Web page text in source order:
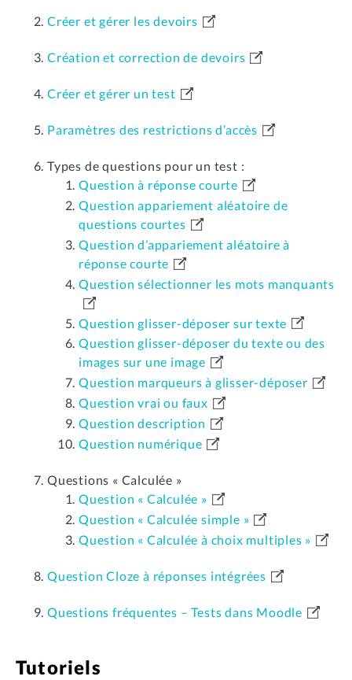
Créer et gérer les devoirs
Création et correction de devoirs
Créer et gérer un test
Paramètres des restrictions d’accès
Types de questions pour un test :
Question à réponse courte
Question appariement aléatoire de
questions courtes
Question d’appariement aléatoire à
réponse courte
Question sélectionner les mots manquants
Question glisser-déposer sur texte
Question glisser-déposer du texte ou des
images sur une image
Question marqueurs à glisser-déposer
Question vrai ou faux
Question description
Question numérique
Questions « Calculée »
Question « Calculée »
Question « Calculée simple »
Question « Calculée à choix multiples »
Question Cloze à réponses intégrées
Questions fréquentes – Tests dans Moodle
Tutoriels